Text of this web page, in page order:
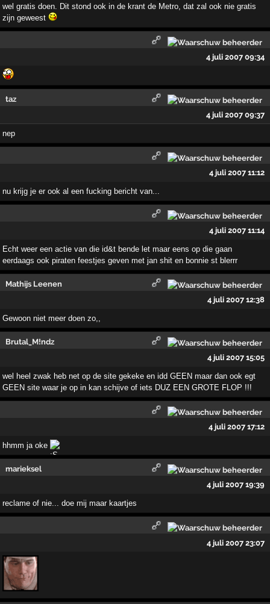
wel gratis doen. Dit stond ook in de krant de Metro, dat zal ook nie gratis
zijn geweest
4 juli 2007 09:34
taz
4 juli 2007 09:37
nep
4 juli 2007 11:12
nu krijg je er ook al een fucking bericht van...
4 juli 2007 11:14
Echt weer een actie van die id&t bende let maar eens op die gaan
eerdaags ook piraten feestjes geven met jan shit en bonnie st blerrr
Mathijs Leenen
4 juli 2007 12:38
Gewoon niet meer doen zo,,
Brutal_M!ndz
4 juli 2007 15:05
wel heel zwak heb net op de site gekeke en idd GEEN maar dan ook egt
GEEN site waar je op in kan schijve of iets DUZ EEN GROTE FLOP !!!
4 juli 2007 17:12
hhmm ja oke
marieksel
4 juli 2007 19:39
reclame of nie... doe mij maar kaartjes
4 juli 2007 23:07